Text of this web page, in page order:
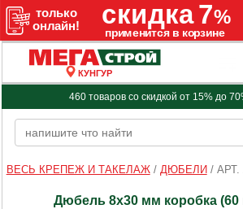
КУНГУР
460 товаров со скидкой от 15% до
ВЕСЬ КРЕПЕЖ И ТАКЕЛАЖ/ ДЮБЕЛИ / АРТ.
Дюбель 8х30 мм коробка (60